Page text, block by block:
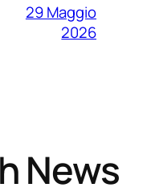
29 Maggio
2026
News